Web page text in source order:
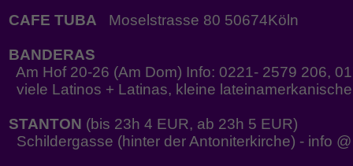
CAFE TUBA Moselstrasse 80 50674Köln
BANDERAS
Am Hof 20-26 (Am Dom) Info: 0221- 2579 206,
viele Latinos + Latinas, kleine
STANTON (bis 23h 4 EUR, ab 23h 5 EUR)
Schildergasse (hinter der Antoniterkirche) - info